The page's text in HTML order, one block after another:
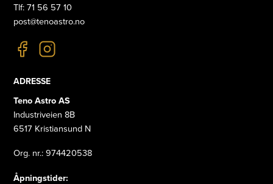
Tlf: 71 56 57 10
post@tenoastro.no
ADRESSE
Teno Astro AS
Industriveien 8B
6517 Kristiansund N
Org. nr.: 974420538
Åpningstider: